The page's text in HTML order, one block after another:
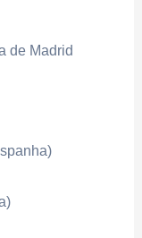
de Madrid